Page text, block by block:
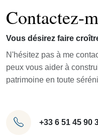
Contactez-
Vous désirez faire
N'hésitez pas à me
peux vous aider à
patrimoine en toute
+33 6 51 45 90